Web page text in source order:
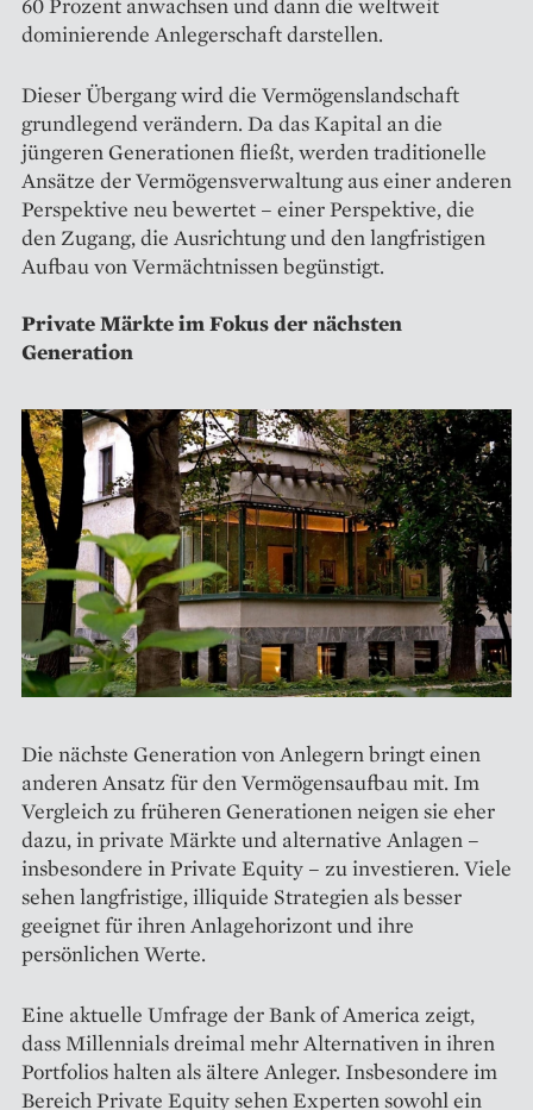
60 Prozent anwachsen und dann die weltweit
dominierende Anlegerschaft darstellen.
Dieser Übergang wird die Vermögenslandschaft
grundlegend verändern. Da das Kapital an die
jüngeren Generationen fließt, werden traditionelle
Ansätze der Vermögensverwaltung aus einer anderen
Perspektive neu bewertet – einer Perspektive, die
den Zugang, die Ausrichtung und den langfristigen
Aufbau von Vermächtnissen begünstigt.
Private Märkte im Fokus der nächsten
Generation
Die nächste Generation von Anlegern bringt einen
anderen Ansatz für den Vermögensaufbau mit. Im
Vergleich zu früheren Generationen neigen sie eher
dazu, in private Märkte und alternative Anlagen –
insbesondere in Private Equity – zu investieren. Viele
sehen langfristige, illiquide Strategien als besser
geeignet für ihren Anlagehorizont und ihre
persönlichen Werte.
Eine aktuelle Umfrage der Bank of America zeigt,
dass Millennials dreimal mehr Alternativen in ihren
Portfolios halten als ältere Anleger. Insbesondere im
Bereich Private Equity sehen Experten sowohl ein